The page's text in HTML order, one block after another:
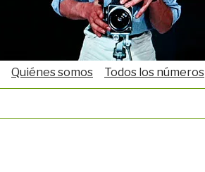
Quiénes somos Todos los números